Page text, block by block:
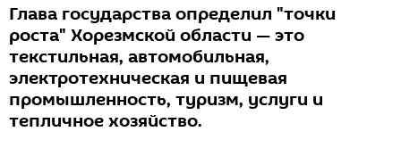
Глава государства определил "точки
роста" Хорезмской области — это
текстильная, автомобильная,
электротехническая и пищевая
промышленность, туризм, услуги и
тепличное хозяйство.